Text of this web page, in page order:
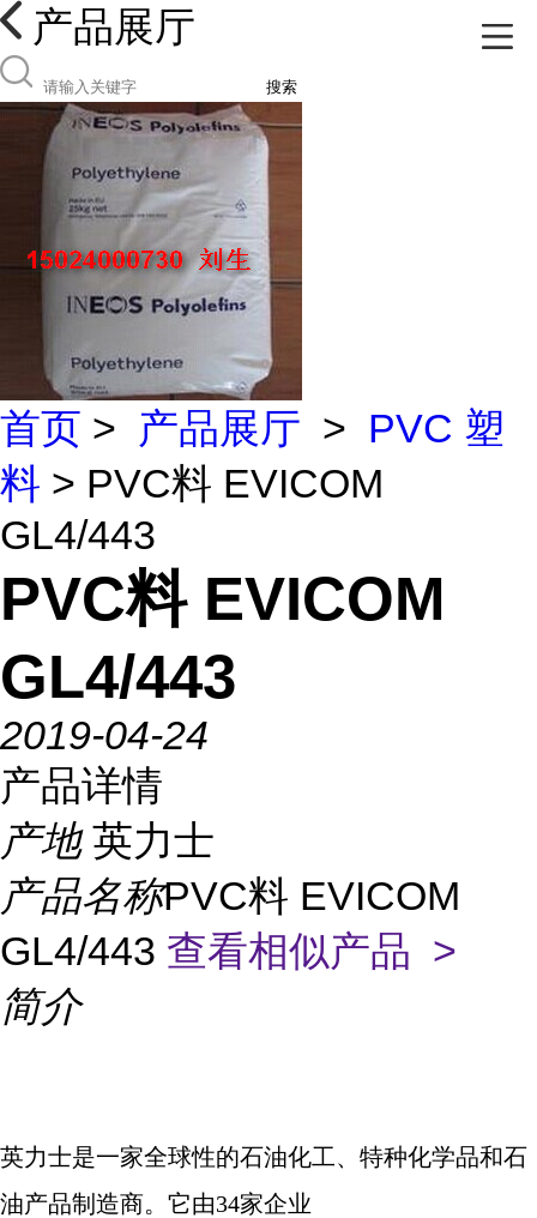
产品展厅
搜索
首页 > 产品展厅 > PVC 塑
料 > PVC料 EVICOM
GL4/443
PVC料 EVICOM
GL4/443
2019-04-24
产品详情
产地 英力士
产品名称PVC料 EVICOM
GL4/443 查看相似产品 >
简介
英力士是一家全球性的石油化工、特种化学品和石
油产品制造商。它由34家企业